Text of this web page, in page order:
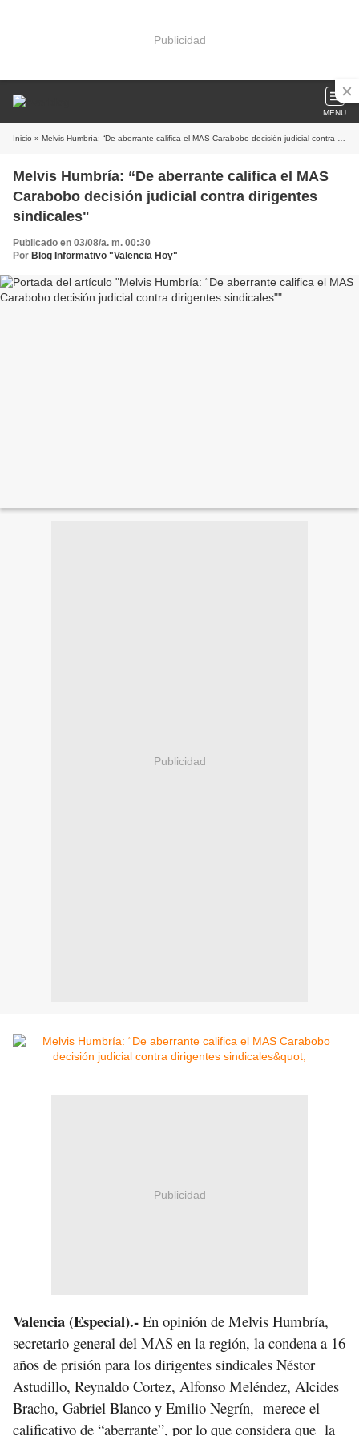
Publicidad
MENU
Inicio » Melvis Humbría: “De aberrante califica el MAS Carabobo decisión judicial contra dirigentes sindicales"
Melvis Humbría: “De aberrante califica el MAS
Carabobo decisión judicial contra dirigentes
sindicales"
Publicado en 03/08/a. m. 00:30
Por Blog Informativo "Valencia Hoy"
Publicidad
Publicidad
Valencia (Especial).- En opinión de Melvis Humbría,
secretario general del MAS en la región, la condena a 16
años de prisión para los dirigentes sindicales Néstor
Astudillo, Reynaldo Cortez, Alfonso Meléndez, Alcides
Bracho, Gabriel Blanco y Emilio Negrín, merece el
calificativo de “aberrante”, por lo que considera que la